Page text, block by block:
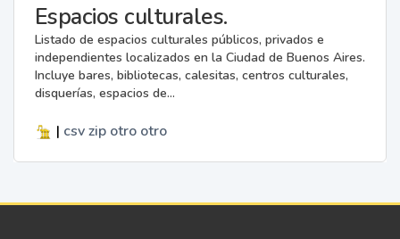
Espacios culturales.
Listado de espacios culturales públicos, privados e
independientes localizados en la Ciudad de Buenos Aires.
Incluye bares, bibliotecas, calesitas, centros culturales,
disquerías, espacios de...
| csv zip otro otro